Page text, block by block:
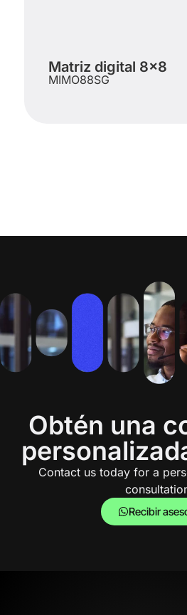
Matriz digital 8×8
MIMO88SG
Obtén una
Contact us today for a
Recibir